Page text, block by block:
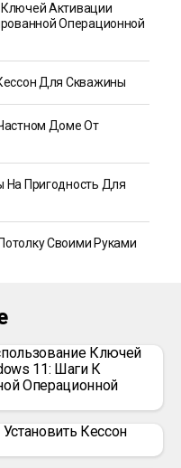
Активации
Операционной
Для Скважины
Доме От
На Пригодность Для
Своими Руками
Ключей
11: Шаги К
Операционной
Кессон